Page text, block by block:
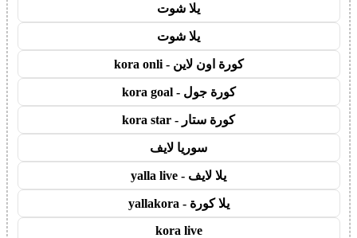
يلا شوت
يلا شوت
كورة اون لاين - kora onli
كورة جول - kora goal
كورة ستار - kora star
سوريا لايف
يلا لايف - yalla live
يلا كورة - yallakora
kora live